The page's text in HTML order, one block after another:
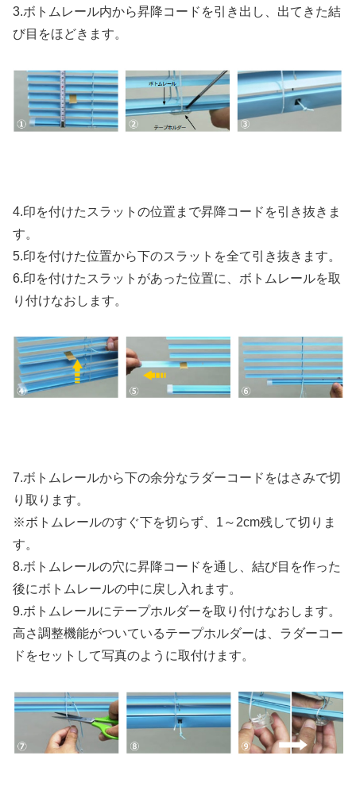
3.ボトムレール内から昇降コードを引き出し、出てきた結
び目をほどきます。
4.印を付けたスラットの位置まで昇降コードを引き抜きま
す。
5.印を付けた位置から下のスラットを全て引き抜きます。
6.印を付けたスラットがあった位置に、ボトムレールを取
り付けなおします。
7.ボトムレールから下の余分なラダーコードをはさみで切
り取ります。
※ボトムレールのすぐ下を切らず、1～2cm残して切りま
す。
8.ボトムレールの穴に昇降コードを通し、結び目を作った
後にボトムレールの中に戻し入れます。
9.ボトムレールにテープホルダーを取り付けなおします。
高さ調整機能がついているテープホルダーは、ラダーコー
ドをセットして写真のように取付けます。